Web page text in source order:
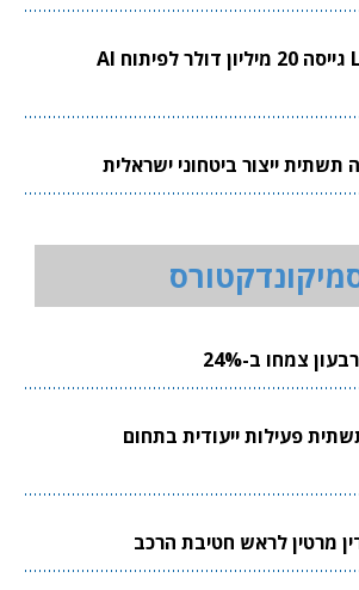
Limitless Labs גייסה 20 מיליון דולר לפיתוח AI
צמחו ב-24%
פעילות ייעודית בתחום
מרטין לראש חטיבת הרכב